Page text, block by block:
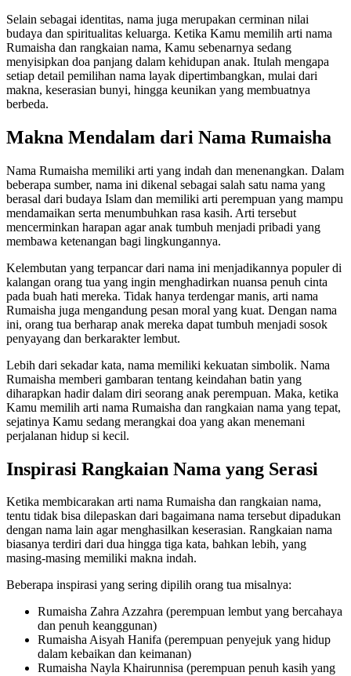
Selain sebagai identitas, nama juga merupakan cerminan nilai
budaya dan spiritualitas keluarga. Ketika Kamu memilih arti nama
Rumaisha dan rangkaian nama, Kamu sebenarnya sedang
menyisipkan doa panjang dalam kehidupan anak. Itulah mengapa
setiap detail pemilihan nama layak dipertimbangkan, mulai dari
makna, keserasian bunyi, hingga keunikan yang membuatnya
berbeda.
Makna Mendalam dari Nama Rumaisha
Nama Rumaisha memiliki arti yang indah dan menenangkan. Dalam
beberapa sumber, nama ini dikenal sebagai salah satu nama yang
berasal dari budaya Islam dan memiliki arti perempuan yang mampu
mendamaikan serta menumbuhkan rasa kasih. Arti tersebut
mencerminkan harapan agar anak tumbuh menjadi pribadi yang
membawa ketenangan bagi lingkungannya.
Kelembutan yang terpancar dari nama ini menjadikannya populer di
kalangan orang tua yang ingin menghadirkan nuansa penuh cinta
pada buah hati mereka. Tidak hanya terdengar manis, arti nama
Rumaisha juga mengandung pesan moral yang kuat. Dengan nama
ini, orang tua berharap anak mereka dapat tumbuh menjadi sosok
penyayang dan berkarakter lembut.
Lebih dari sekadar kata, nama memiliki kekuatan simbolik. Nama
Rumaisha memberi gambaran tentang keindahan batin yang
diharapkan hadir dalam diri seorang anak perempuan. Maka, ketika
Kamu memilih arti nama Rumaisha dan rangkaian nama yang tepat,
sejatinya Kamu sedang merangkai doa yang akan menemani
perjalanan hidup si kecil.
Inspirasi Rangkaian Nama yang Serasi
Ketika membicarakan arti nama Rumaisha dan rangkaian nama,
tentu tidak bisa dilepaskan dari bagaimana nama tersebut dipadukan
dengan nama lain agar menghasilkan keserasian. Rangkaian nama
biasanya terdiri dari dua hingga tiga kata, bahkan lebih, yang
masing-masing memiliki makna indah.
Beberapa inspirasi yang sering dipilih orang tua misalnya:
Rumaisha Zahra Azzahra (perempuan lembut yang bercahaya
dan penuh keanggunan)
Rumaisha Aisyah Hanifa (perempuan penyejuk yang hidup
dalam kebaikan dan keimanan)
Rumaisha Nayla Khairunnisa (perempuan penuh kasih yang